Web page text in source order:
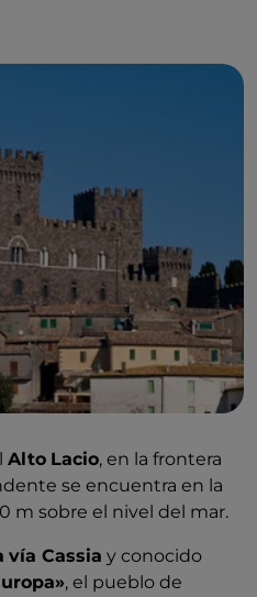
Alto Lacio, en la frontera
se encuentra en la
m sobre el nivel del mar.
vía Cassia y conocido
, el pueblo de